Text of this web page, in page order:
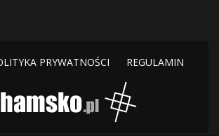
PRYWATNOŚCI REGULAMIN